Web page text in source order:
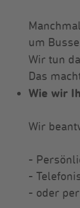
um
Wir tun
Das
Wie wir
Wir
-
-
- oder